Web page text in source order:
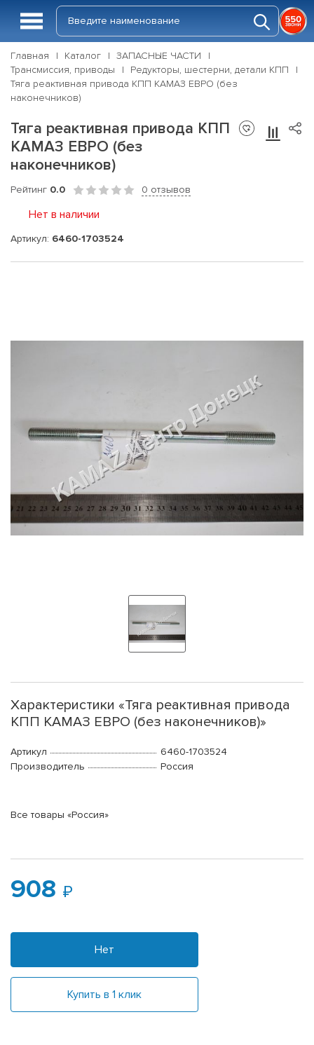
Главная Каталог
ЗАПАСНЫЕ ЧАСТИ
Трансмиссия, приводы
Редукторы, шестерни, детали КПП
Тяга реактивная привода КПП КАМАЗ ЕВРО (без
наконечников)
Тяга реактивная привода КПП
КАМАЗ ЕВРО (без
наконечников)
Рейтинг 0.0 0 отзывов
Нет в наличии
Артикул: 6460-1703524
Характеристики «Тяга реактивная привода
КПП КАМАЗ ЕВРО (без наконечников)»
Артикул
6460-1703524
Производитель
Россия
Все товары «Россия»
908
Нет
Купить в 1 клик